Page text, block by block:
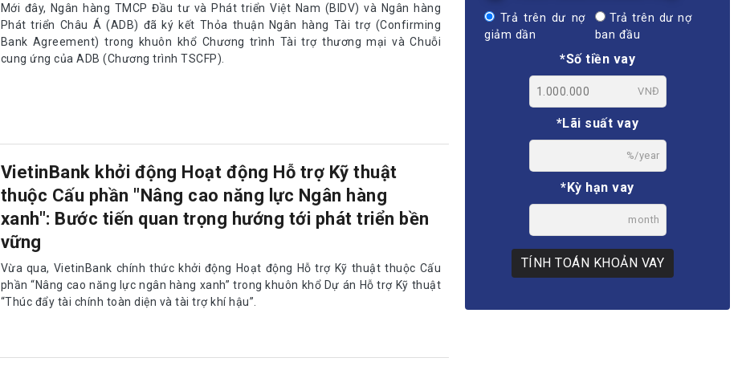
Mới đây, Ngân hàng TMCP Đầu tư và Phát triển Việt Nam (BIDV) và Ngân hàng
Phát triển Châu Á (ADB) đã ký kết Thỏa thuận Ngân hàng Tài trợ (Confirming
Bank Agreement) trong khuôn khổ Chương trình Tài trợ thương mại và Chuỗi
cung ứng của ADB (Chương trình TSCFP).
VietinBank khởi động Hoạt động Hỗ trợ Kỹ thuật
thuộc Cấu phần "Nâng cao năng lực Ngân hàng
xanh": Bước tiến quan trọng hướng tới phát triển bền
vững
Vừa qua, VietinBank chính thức khởi động Hoạt động Hỗ trợ Kỹ thuật thuộc Cấu
phần “Nâng cao năng lực ngân hàng xanh” trong khuôn khổ Dự án Hỗ trợ Kỹ thuật
“Thúc đẩy tài chính toàn diện và tài trợ khí hậu”.
Trả trên dư nợ
giảm dần
Trả trên dư nợ
ban đầu
*Số tiền vay
VNĐ
*Lãi suất vay
%/year
*Kỳ hạn vay
month
TÍNH TOÁN KHOẢN VAY